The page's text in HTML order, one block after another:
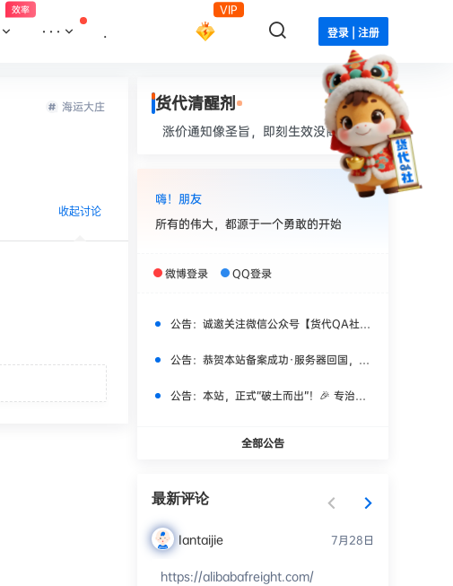
VIP
登录 | 注册
效率
··· .
海运大庄
收起讨论
货代清醒剂
涨价通知像圣旨，即刻生效没商量。
嗨！朋友
所有的伟大，都源于一个勇敢的开始
微博登录 QQ登录
公告： 诚邀关注微信公众号【货代QA社】，获取更多实时干货！
公告： 恭贺本站备案成功·服务器回国，焕新上线！
公告： 本站，正式“破土而出”！🎉 专治货代“水土不服”！🎉🎉🎉
全部公告
最新评论
Iantaijie 7月28日
https://alibabafreight.com/